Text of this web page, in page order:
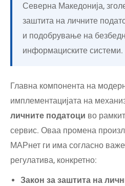
Северна Македонија,
заштита на личните
и подобрување на
информациските системи.
Главна компонента на
имплементацијата на
личните податоци во
сервис. Оваа промена
МАРнет ги има согласно
регулатива, конкретно:
Закон за заштита на